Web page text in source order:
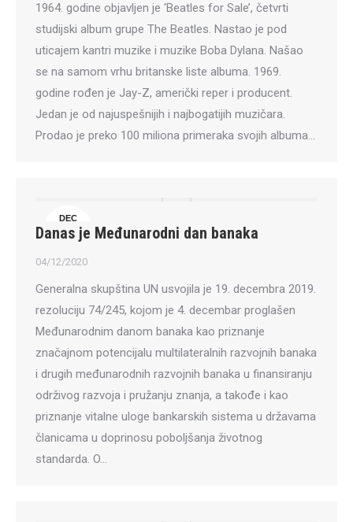
1964. godine objavljen je ‘Beatles for Sale’, četvrti
studijski album grupe The Beatles. Nastao je pod
uticajem kantri muzike i muzike Boba Dylana. Našao
se na samom vrhu britanske liste albuma. 1969.
godine rođen je Jay-Z, američki reper i producent.
Jedan je od najuspešnijih i najbogatijih muzičara.
Prodao je preko 100 miliona primeraka svojih albuma…
DEC
4
Danas je Međunarodni dan banaka
04/12/2020
Generalna skupština UN usvojila je 19. decembra 2019.
rezoluciju 74/245, kojom je 4. decembar proglašen
Međunarodnim danom banaka kao priznanje
značajnom potencijalu multilateralnih razvojnih banaka
i drugih međunarodnih razvojnih banaka u finansiranju
održivog razvoja i pružanju znanja, a takođe i kao
priznanje vitalne uloge bankarskih sistema u državama
članicama u doprinosu poboljšanja životnog
standarda. O…